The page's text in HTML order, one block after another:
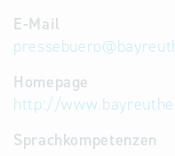
E-Mail
pressebuero@
Homepage
http://
Sprachkompetenzen